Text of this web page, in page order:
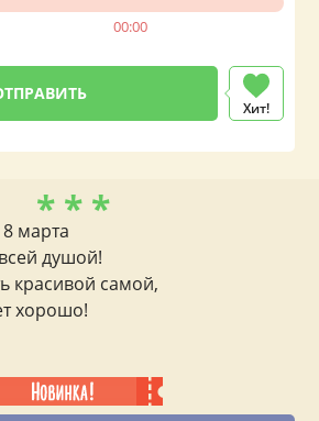
00:00
Хит!
* * *
марта
душой!
красивой самой,
хорошо!